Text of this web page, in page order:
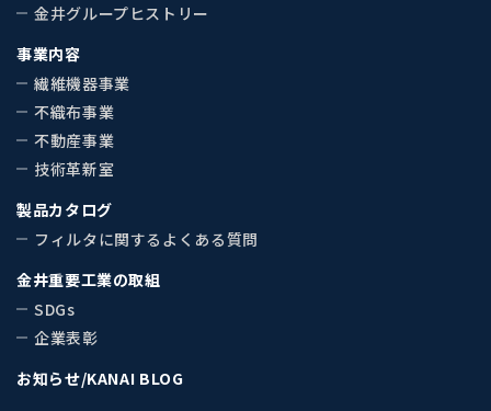
金井グループヒストリー
事業内容
繊維機器事業
不織布事業
不動産事業
技術革新室
製品カタログ
フィルタに関するよくある質問
金井重要工業の取組
SDGs
企業表彰
お知らせ/KANAI BLOG